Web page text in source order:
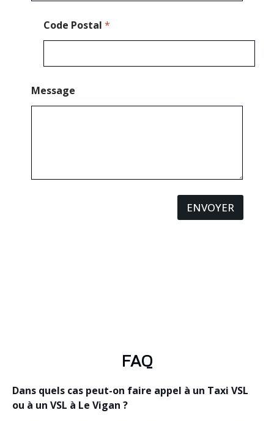
Code Postal *
Message
ENVOYER
FAQ
Dans quels cas peut-on faire appel à un Taxi VSL
ou à un VSL à Le Vigan ?